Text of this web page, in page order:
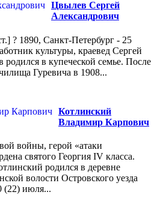
Цвылев Сергей
Александрович
? 1890, Санкт-Петербург - 25
культуры, краевед Сергей
в купеческой семье. После
Гуревича в 1908...
Котлинский
Владимир Карпович
войны, герой «атаки
святого Георгия IV класса.
родился в деревне
волости Островского уезда
(22) июля...